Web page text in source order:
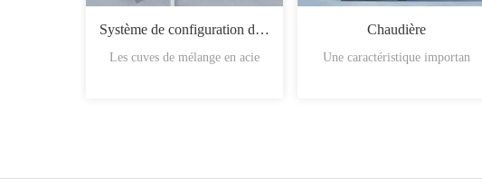
Système de configuration du sirop
Les cuves de mélange en acie
Chaudière
Une caractéristique importan